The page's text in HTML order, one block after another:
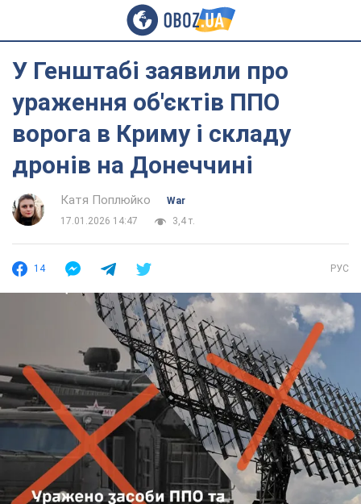
У Генштабі заявили про
ураження об'єктів ППО
ворога в Криму і складу
дронів на Донеччині
Катя Поплюйко
War
17.01.2026 14:47
3,4 т.
14 РУС